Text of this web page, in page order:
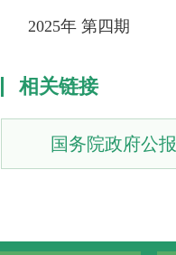
2025年 第四期
相关链接
国务院政府公报